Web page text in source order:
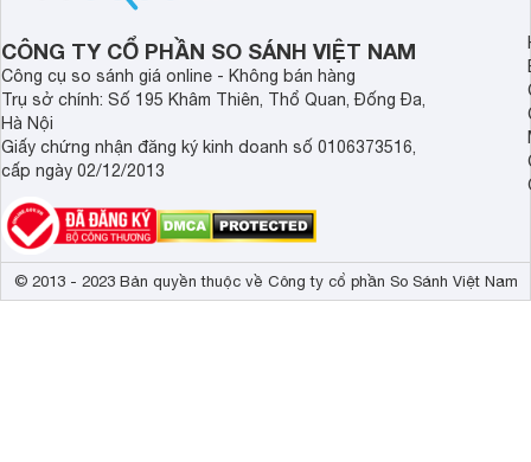
CÔNG TY CỔ PHẦN SO SÁNH VIỆT NAM
Công cụ so sánh giá online - Không bán hàng
Trụ sở chính: Số 195 Khâm Thiên, Thổ Quan, Đống Đa,
Hà Nội
Giấy chứng nhận đăng ký kinh doanh số 0106373516,
cấp ngày 02/12/2013
© 2013 - 2023 Bản quyền thuộc về Công ty cổ phần So Sánh Việt Nam